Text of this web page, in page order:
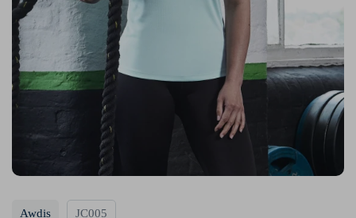
Awdis JC005